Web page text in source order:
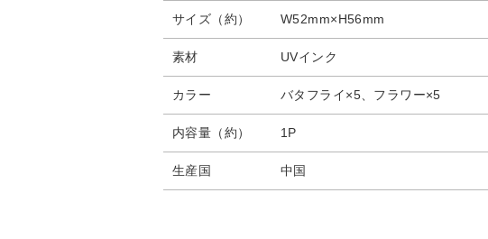
サイズ（約） W52mm×H56mm
素材 UVインク
カラー バタフライ×5、フラワー×5
内容量（約） 1P
生産国 中国